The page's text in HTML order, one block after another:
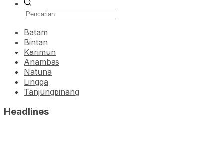
Batam
Bintan
Karimun
Anambas
Natuna
Lingga
Tanjungpinang
Headlines